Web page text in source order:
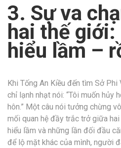
3. Sự va
hai thế giới:
hiểu lầm –
Khi Tống An Kiều đến tìm Sở Phi
chỉ lạnh nhạt nói: “Tôi muốn hủy
hôn.” Một câu nói tưởng chừng
mối quan hệ đầy trắc trở giữa
hiểu lầm và những lần đối đầu
để lộ mặt khác của mình, người